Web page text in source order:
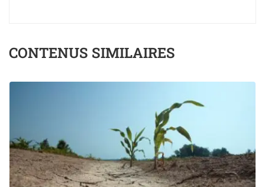
CONTENUS SIMILAIRES